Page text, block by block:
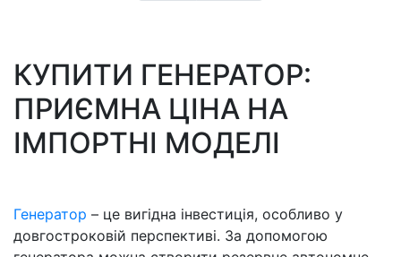
КУПИТИ ГЕНЕРАТОР:
ПРИЄМНА ЦІНА НА
ІМПОРТНІ МОДЕЛІ
Генератор – це вигідна інвестиція, особливо у
довгостроковій перспективі. За допомогою